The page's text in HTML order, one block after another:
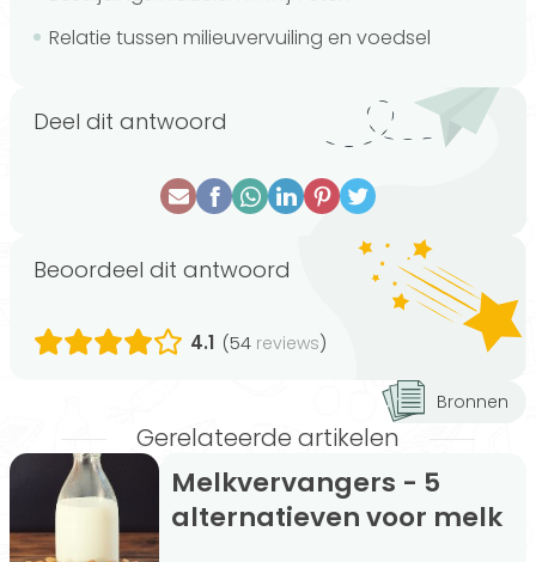
Relatie tussen milieuvervuiling en voedsel
Deel dit antwoord
Beoordeel dit antwoord
4.1 (54 reviews)
Bronnen
Gerelateerde artikelen
Melkvervangers - 5
alternatieven voor melk